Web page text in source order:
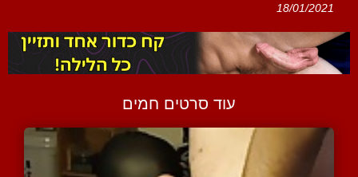
18/01/2021
עוד סרטים חמים